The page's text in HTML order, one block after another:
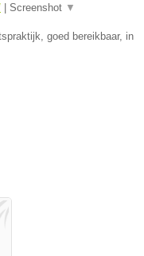
Screenshot ▼
goed bereikbaar, in